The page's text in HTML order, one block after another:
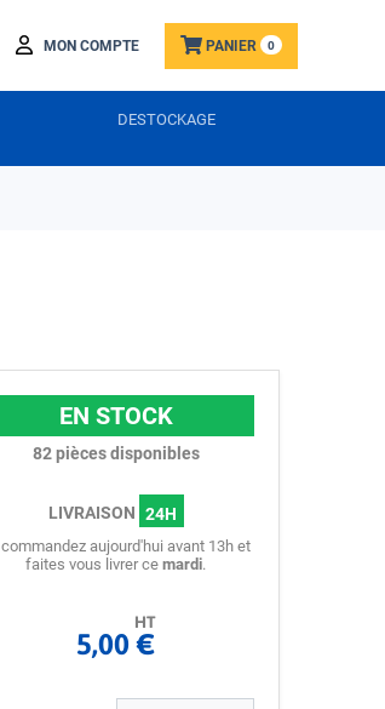
MON COMPTE PANIER 0
DESTOCKAGE
EN STOCK
82pièces disponibles
LIVRAISON 24H
commandez aujourd'hui avant 13h et
faites vous livrer cemardi.
HT
5,00 €